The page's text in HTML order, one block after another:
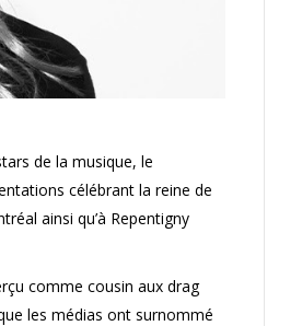
de la musique, le
célébrant la reine de
ainsi qu’à Repentigny
comme cousin aux drag
les médias ont surnommé